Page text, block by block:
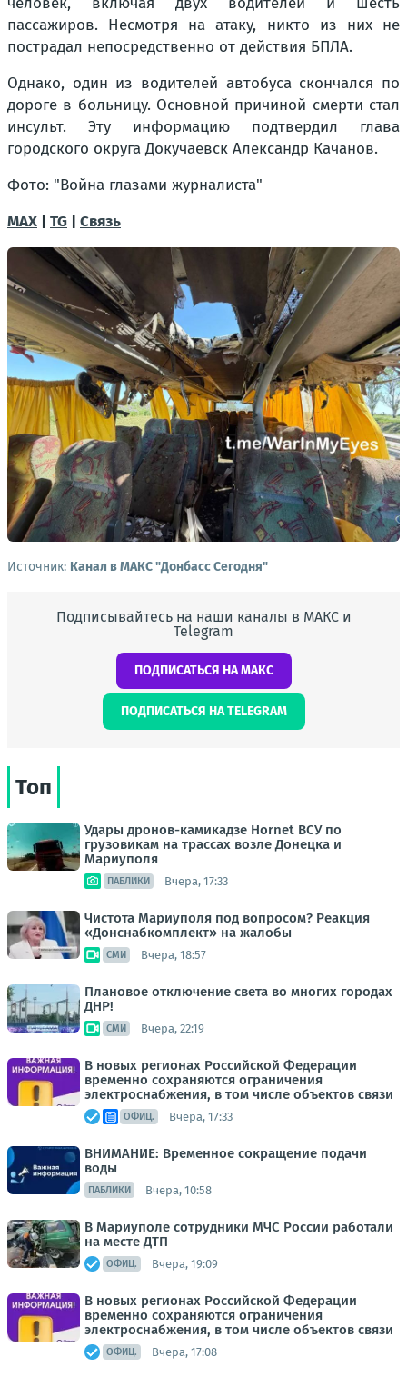
пассажиров. Несмотря на атаку, никто из них не
пострадал непосредственно от действия БПЛА.
Однако, один из водителей автобуса скончался по
дороге в больницу. Основной причиной смерти стал
инсульт. Эту информацию подтвердил глава
городского округа Докучаевск Александр Качанов.
Фото: "Война глазами журналиста"
MAX
TG Связь
Источник: Канал в МАКС "Донбасс Сегодня"
Подписывайтесь на наши каналы в МАКС и
Telegram
ПОДПИСАТЬСЯ НА МАКС
ПОДПИСАТЬСЯ НА TELEGRAM
Топ
Удары дронов-камикадзе Hornet ВСУ по
грузовикам на трассах возле Донецка и
Мариуполя
ПАБЛИКИ Вчера, 17:33
Чистота Мариуполя под вопросом? Реакция
«Донснабкомплект» на жалобы
СМИ Вчера, 18:57
Плановое отключение света во многих городах
ДНР!
СМИ Вчера, 22:19
В новых регионах Российской Федерации
временно сохраняются ограничения
электроснабжения, в том числе объектов связи
ОФИЦ. Вчера, 17:33
ВНИМАНИЕ: Временное сокращение подачи
воды
ПАБЛИКИ Вчера, 10:58
В Мариуполе сотрудники МЧС России работали
на месте ДТП
ОФИЦ. Вчера, 19:09
В новых регионах Российской Федерации
временно сохраняются ограничения
электроснабжения, в том числе объектов связи
ОФИЦ. Вчера, 17:08